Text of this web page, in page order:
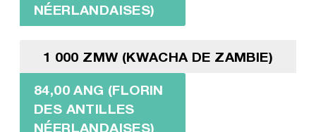
NÉERLANDAISES)
1 000 ZMW (KWACHA DE ZAMBIE)
84,00 ANG (FLORIN
DES ANTILLES
NÉERLANDAISES)